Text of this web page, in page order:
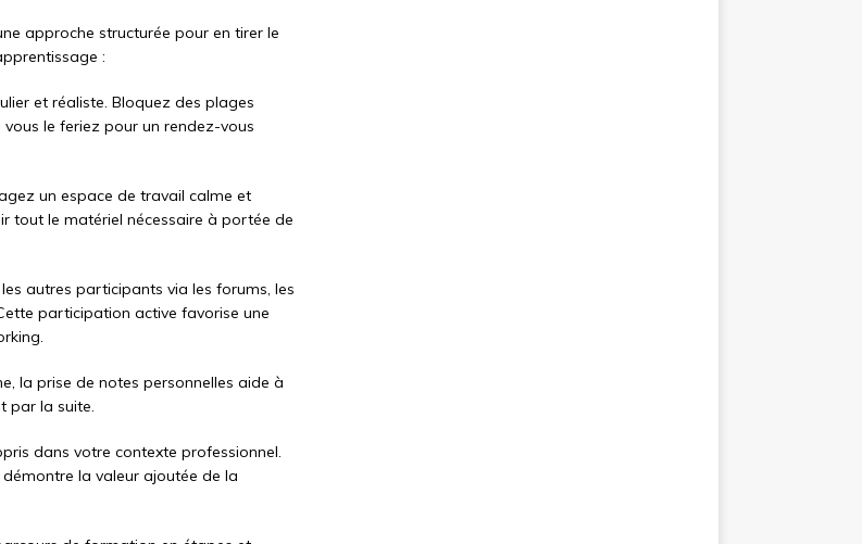
approche structurée pour en tirer le
:
et réaliste. Bloquez des plages
le feriez pour un rendez-vous
un espace de travail calme et
tout le matériel nécessaire à portée de
autres participants via les forums, les
participation active favorise une
la prise de notes personnelles aide à
par la suite.
dans votre contexte professionnel.
la valeur ajoutée de la